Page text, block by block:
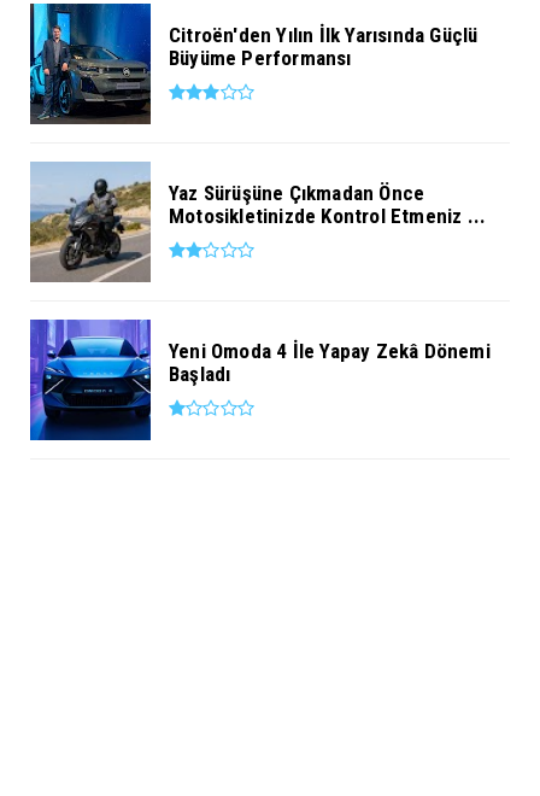
Citroën'den Yılın İlk Yarısında Güçlü
Büyüme Performansı
Yaz Sürüşüne Çıkmadan Önce
Motosikletinizde Kontrol Etmeniz ...
Yeni Omoda 4 İle Yapay Zekâ Dönemi
Başladı